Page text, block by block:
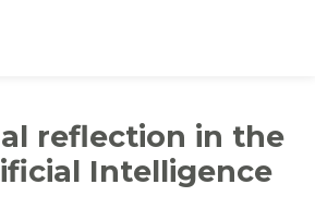
reflection in the
Intelligence